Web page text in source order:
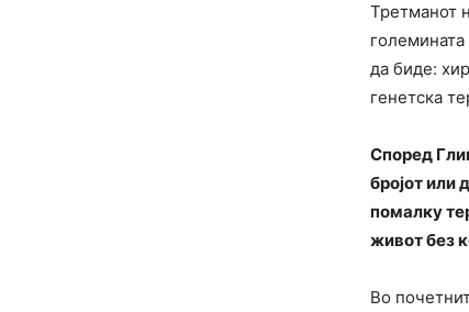
Третманот
да биде:
генетска
Според
бројот или
помалку
живот без
Во